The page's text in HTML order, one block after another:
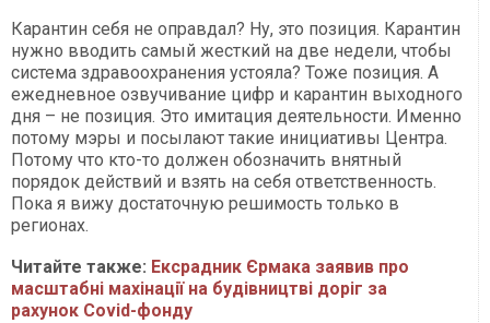
Карантин себя не оправдал? Ну, это позиция. Карантин
нужно вводить самый жесткий на две недели, чтобы
система здравоохранения устояла? Тоже позиция. А
ежедневное озвучивание цифр и карантин выходного
дня – не позиция. Это имитация деятельности. Именно
потому мэры и посылают такие инициативы Центра.
Потому что кто-то должен обозначить внятный
порядок действий и взять на себя ответственность.
Пока я вижу достаточную решимость только в
регионах.
Читайте также: Ексрадник Єрмака заявив про
масштабні махінації на будівництві доріг за
рахунок Covid-фонду